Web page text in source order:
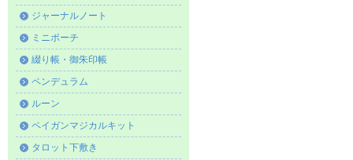
ジャーナルノート
ミニポーチ
綴り帳・御朱印帳
ペンデュラム
ルーン
ペイガンマジカルキット
タロット下敷き